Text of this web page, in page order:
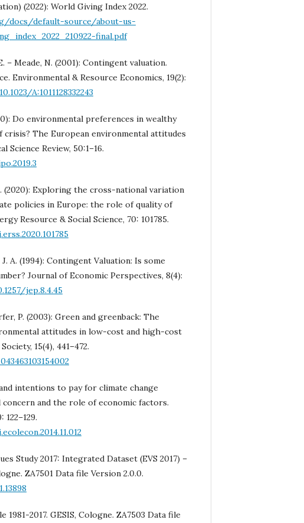
(2022): World Giving Index 2022.
docs/default-source/about-us-
final.pdf
– Meade, N. (2001): Contingent valuation.
Environmental & Resource Economics, 19(2):
A:1011128332243
Do environmental preferences in wealthy
The European environmental attitudes
Science Review, 50:1–16.
(2020): Exploring the cross-national variation
policies in Europe: the role of quality of
Resource & Social Science, 70: 101785.
J. A. (1994): Contingent Valuation: Is some
Journal of Economic Perspectives, 8(4):
jep.8.4.45
P. (2003): Green and greenback: The
attitudes in low-cost and high-cost
15(4), 441–472.
intentions to pay for climate change
and the role of economic factors.
Study 2017: Integrated Dataset (EVS 2017) –
ZA7501 Data file Version 2.0.0.
1981-2017. GESIS, Cologne. ZA7503 Data file